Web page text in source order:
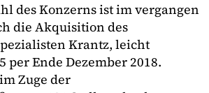
des Konzerns ist im vergangen
die Akquisition des
Krantz, leicht
per Ende Dezember 2018.
Zuge der